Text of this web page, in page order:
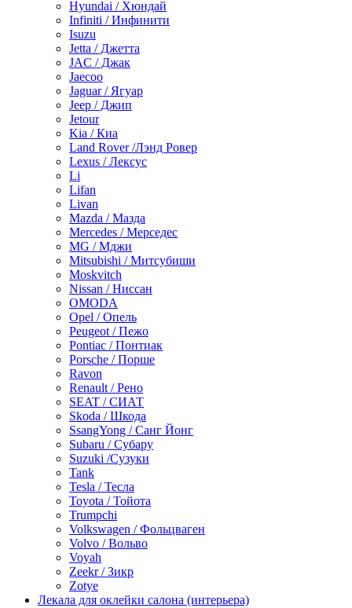
Hyundai / Хюндай
Infiniti / Инфинити
Isuzu
Jetta / Джетта
JAC / Джак
Jaecoo
Jaguar / Ягуар
Jeep / Джип
Jetour
Kia / Киа
Land Rover /Лэнд Ровер
Lexus / Лексус
Li
Lifan
Livan
Mazda / Мазда
Mercedes / Мерседес
MG / Мджи
Mitsubishi / Митсубиши
Moskvitch
Nissan / Ниссан
OMODA
Opel / Опель
Peugeot / Пежо
Pontiac / Понтиак
Porsche / Порше
Ravon
Renault / Рено
SEAT / СИАТ
Skoda / Шкода
SsangYong / Санг Йонг
Subaru / Субару
Suzuki /Сузуки
Tank
Tesla / Тесла
Toyota / Тойота
Trumpchi
Volkswagen / Фольцваген
Volvo / Вольво
Voyah
Zeekr / Зикр
Zotye
Лекала для оклейки салона (интерьера)